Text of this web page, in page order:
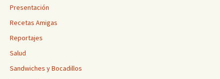
Presentación
Recetas Amigas
Reportajes
Salud
Sandwiches y Bocadillos